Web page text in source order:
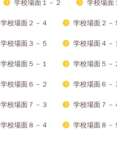
学校場面１－２ 学校場面
学校場面２－４ 学校場面２－
学校場面３－５ 学校場面４－
学校場面５－１ 学校場面５－
学校場面６－２ 学校場面６－
学校場面７－３ 学校場面７－
学校場面８－４ 学校場面８－